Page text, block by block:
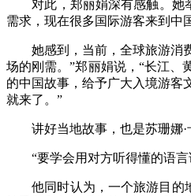
对此，郑丽娟深有感触。她举
需求，现在很多国际游客来到中
她感到，当前，全球旅游消费
场的刚需。”郑丽娟说，“长江、
的中国故事，给予广大入境游客
就来了。”
讲好当地故事，也是苏珊娜·
“要学会用对方听得懂的语言
他同时认为，一个旅游目的地